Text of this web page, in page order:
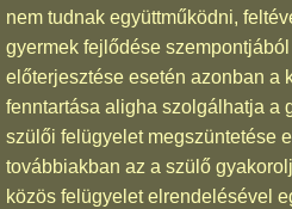
nem tudnak együttműködni,
gyermek fejlődése
előterjesztése esetén azonban a
fenntartása aligha szolgálhatja a
szülői felügyelet megszüntetése
továbbiakban az a szülő
közös felügyelet elrendelésével